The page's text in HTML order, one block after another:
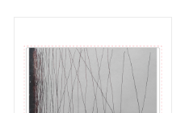
＿＿＿＿＿＿＿＿＿＿＿＿＿
▶︎SUZURI https://suzuri.jp/
▶︎UP-T up-t.jp/creator/